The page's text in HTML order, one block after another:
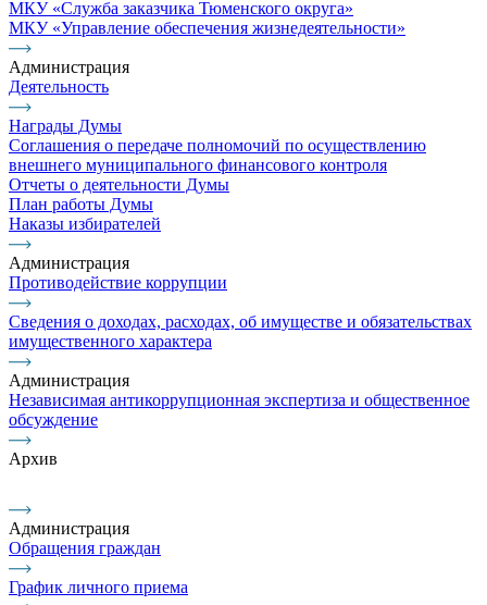
МКУ «Служба заказчика Тюменского округа»
МКУ «Управление обеспечения жизнедеятельности»
Администрация
Деятельность
Награды Думы
Соглашения о передаче полномочий по осуществлению
внешнего муниципального финансового контроля
Отчеты о деятельности Думы
План работы Думы
Наказы избирателей
Администрация
Противодействие коррупции
Сведения о доходах, расходах, об имуществе и обязательствах
имущественного характера
Администрация
Независимая антикоррупционная экспертиза и общественное
обсуждение
Архив
Администрация
Обращения граждан
График личного приема